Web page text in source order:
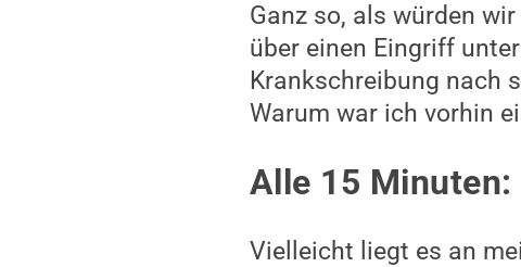
Ganz so, als würden
über einen Eingriff
Krankschreibung nach
Warum war ich vorhin
Alle 15
Vielleicht liegt es an